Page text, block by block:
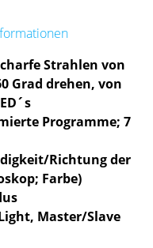
Strahlen von
Grad drehen, von
Programme; 7
Richtung der
Farbe)
Master/Slave